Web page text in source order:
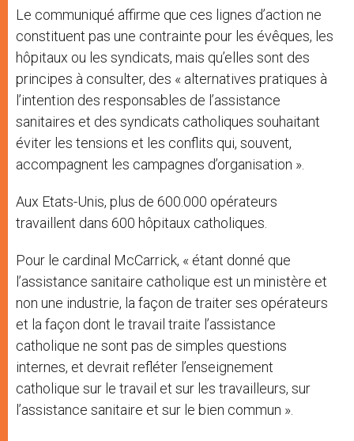
Le communiqué affirme que ces lignes d’action ne
constituent pas une contrainte pour les évêques, les
hôpitaux ou les syndicats, mais qu’elles sont des
principes à consulter, des « alternatives pratiques à
l’intention des responsables de l’assistance
sanitaires et des syndicats catholiques souhaitant
éviter les tensions et les conflits qui, souvent,
accompagnent les campagnes d’organisation ».
Aux Etats-Unis, plus de 600.000 opérateurs
travaillent dans 600 hôpitaux catholiques.
Pour le cardinal McCarrick, « étant donné que
l’assistance sanitaire catholique est un ministère et
non une industrie, la façon de traiter ses opérateurs
et la façon dont le travail traite l’assistance
catholique ne sont pas de simples questions
internes, et devrait refléter l’enseignement
catholique sur le travail et sur les travailleurs, sur
l’assistance sanitaire et sur le bien commun ».